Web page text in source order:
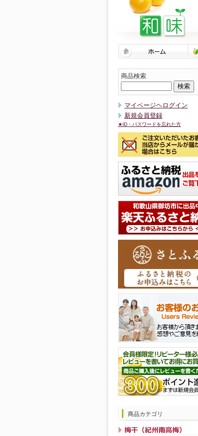
商品検索
マイページヘログイン
新規会員登録
★ID・パスワードを忘れた方
商品カテゴリ